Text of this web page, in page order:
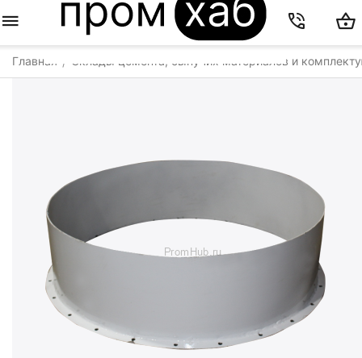
Главная / Склады цемента, сыпучих материалов и